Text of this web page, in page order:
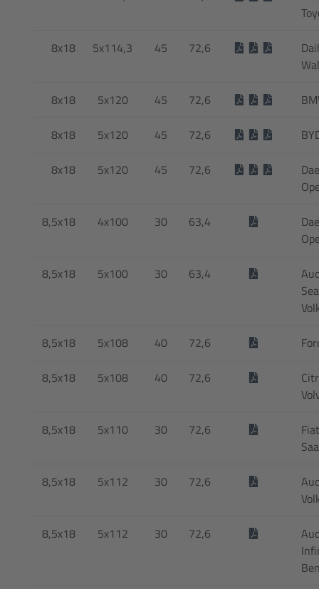
8x18 5x114,3 45 72,6
8x18 5x120 45 72,6
8x18 5x120 45 72,6
8x18 5x120 45 72,6
8,5x18 4x100 30 63,4
8,5x18 5x100 30 63,4
8,5x18 5x108 40 72,6
8,5x18 5x108 40 72,6
8,5x18 5x110 30 72,6
8,5x18 5x112 30 72,6
8,5x18 5x112 30 72,6